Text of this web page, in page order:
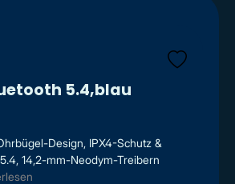
5.4,blau
Design, IPX4-Schutz &
14,2-mm-Neodym-Treibern